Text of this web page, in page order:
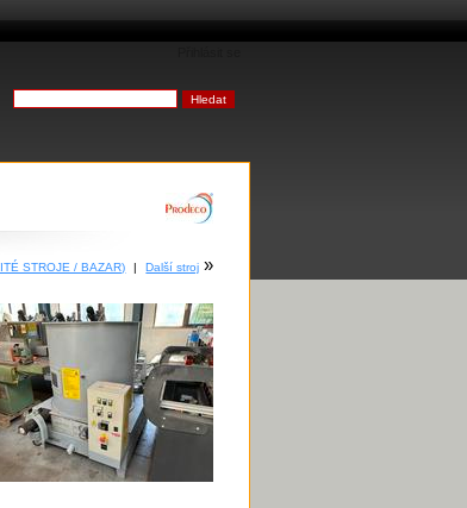
STROJE / BAZAR) | Další stroj »